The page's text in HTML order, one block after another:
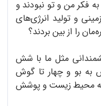
ما به فکر من و تو نبودند و
و تولید انرژی‌های
را از بین بردند؟
مثل ما با شش
به بو و چهار تا گوش
به محیط زیست و پوشش